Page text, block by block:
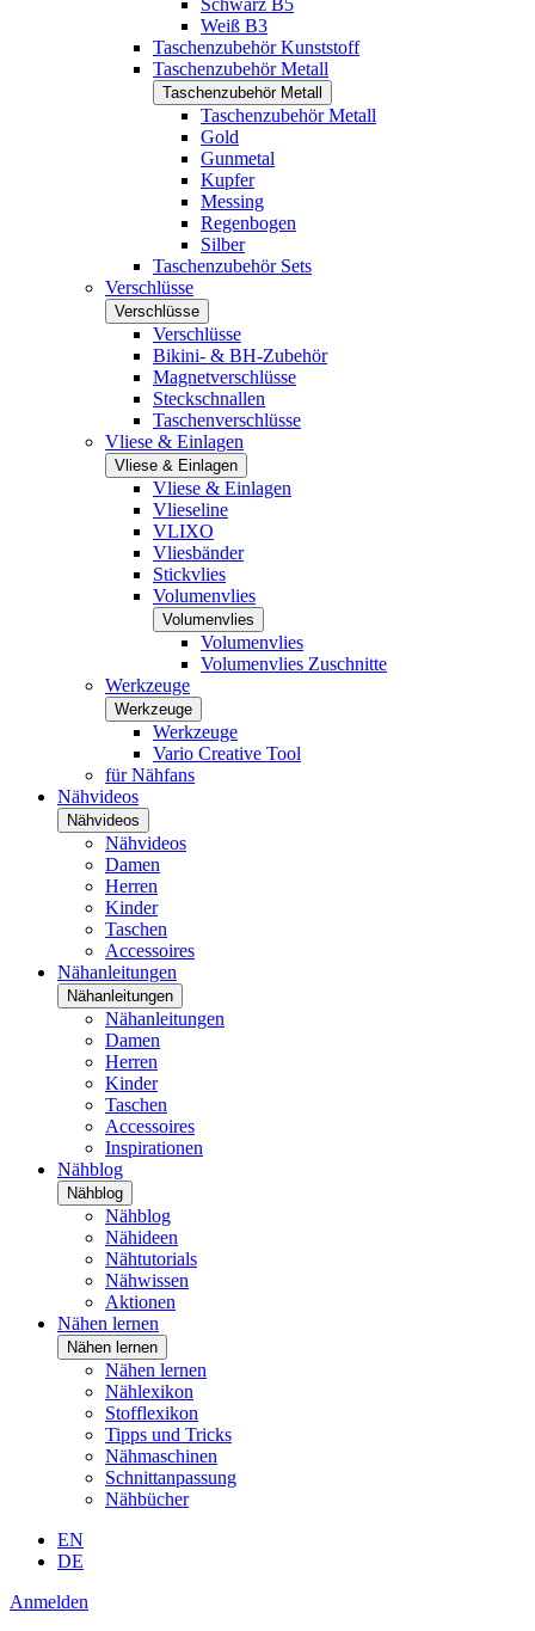
Schwarz B5
Weiß B3
Taschenzubehör Kunststoff
Taschenzubehör Metall
Taschenzubehör Metall
Taschenzubehör Metall
Gold
Gunmetal
Kupfer
Messing
Regenbogen
Silber
Taschenzubehör Sets
Verschlüsse
Verschlüsse
Verschlüsse
Bikini- & BH-Zubehör
Magnetverschlüsse
Steckschnallen
Taschenverschlüsse
Vliese & Einlagen
Vliese & Einlagen
Vliese & Einlagen
Vlieseline
VLIXO
Vliesbänder
Stickvlies
Volumenvlies
Volumenvlies
Volumenvlies
Volumenvlies Zuschnitte
Werkzeuge
Werkzeuge
Werkzeuge
Vario Creative Tool
für Nähfans
Nähvideos
Nähvideos
Nähvideos
Damen
Herren
Kinder
Taschen
Accessoires
Nähanleitungen
Nähanleitungen
Nähanleitungen
Damen
Herren
Kinder
Taschen
Accessoires
Inspirationen
Nähblog
Nähblog
Nähblog
Nähideen
Nähtutorials
Nähwissen
Aktionen
Nähen lernen
Nähen lernen
Nähen lernen
Nählexikon
Stofflexikon
Tipps und Tricks
Nähmaschinen
Schnittanpassung
Nähbücher
EN
DE
Anmelden